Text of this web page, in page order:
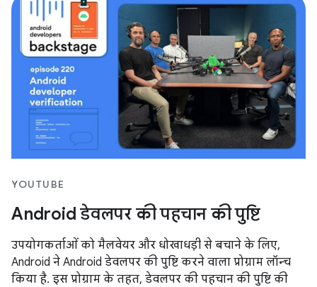
YOUTUBE
Android डेवलपर की पहचान की पुष्टि
उपयोगकर्ताओं को मैलवेयर और धोखाधड़ी से बचाने के लिए,
Android ने Android डेवलपर की पुष्टि करने वाला प्रोग्राम लॉन्च
किया है. इस प्रोग्राम के तहत, डेवलपर की पहचान की पुष्टि की